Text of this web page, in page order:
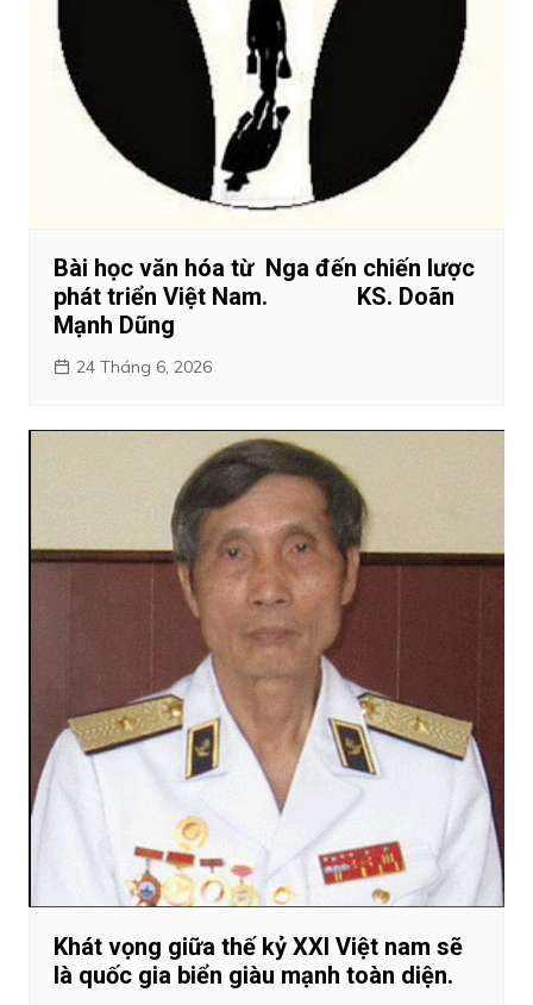
Bài học văn hóa từ Nga đến chiến lược
phát triển Việt Nam. KS. Doãn
Mạnh Dũng
24 Tháng 6, 2026
Khát vọng giữa thế kỷ XXI Việt nam sẽ
là quốc gia biển giàu mạnh toàn diện.